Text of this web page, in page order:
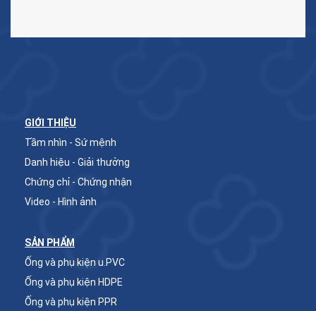
GIỚI THIỆU
Tầm nhìn - Sứ mệnh
Danh hiệu - Giải thưởng
Chứng chỉ - Chứng nhận
Video - Hình ảnh
SẢN PHẨM
Ống và phụ kiện u.PVC
Ống và phụ kiện HDPE
Ống và phụ kiện PPR